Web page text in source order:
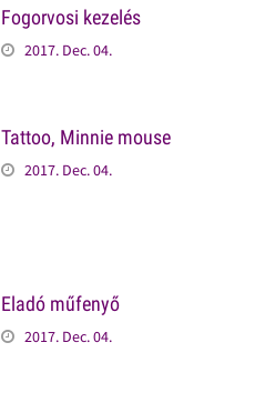
Fogorvosi kezelés
2017. Dec. 04.
Tattoo, Minnie mouse
2017. Dec. 04.
Eladó műfenyő
2017. Dec. 04.